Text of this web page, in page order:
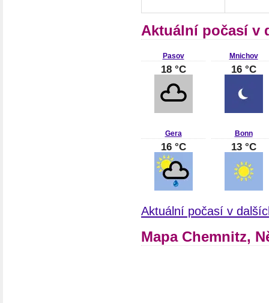
Aktuální počasí v
Pasov
18 °C
Mnichov
16 °C
Gera
16 °C
Bonn
13 °C
Aktuální počasí v
Mapa Chemnitz,